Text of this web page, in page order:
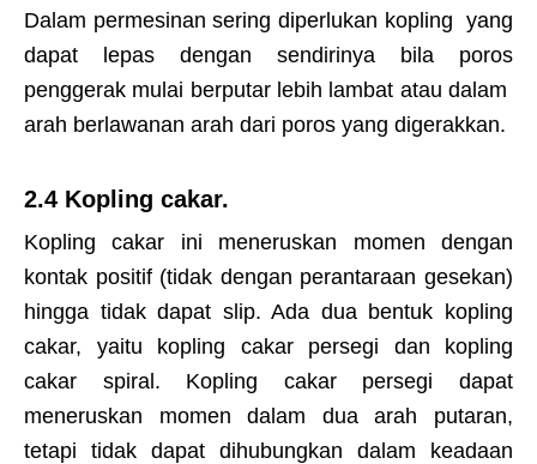
Dalam permesinan sering diperlukan kopling yang
dapat lepas dengan sendirinya bila poros
penggerak mulai berputar lebih lambat atau dalam
arah berlawanan arah dari poros yang digerakkan.
2.4 Kopling cakar.
Kopling cakar ini meneruskan momen dengan
kontak positif (tidak dengan perantaraan gesekan)
hingga tidak dapat slip. Ada dua bentuk kopling
cakar, yaitu kopling cakar persegi dan kopling
cakar spiral. Kopling cakar persegi dapat
meneruskan momen dalam dua arah putaran,
tetapi tidak dapat dihubungkan dalam keadaan